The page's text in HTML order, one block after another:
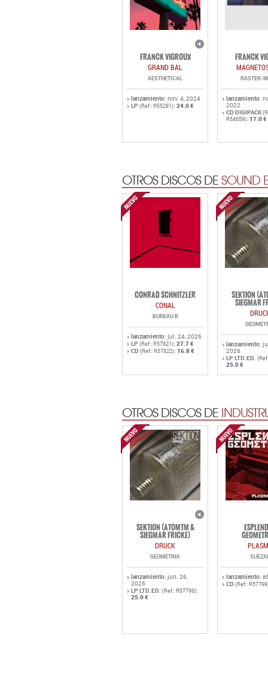
FRANCK VIGROUX
GRAND BAL
AESTHETICAL
lanzamiento: nov. 4, 2024
LP (Ref.: R55281): 24.0 €
FRANCK
RASTER-
lanzamiento:
2022
CD DIGIPACK
R54659): 17.0 €
OTROS DISCOS DESOUND
CONRAD SCHNITZLER
CONAL
BUREAU B
lanzamiento: jul. 24, 2026
LP (Ref.: R57821): 27.7 €
CD (Ref.: R57822): 16.8 €
SEKTION
SIEGMAR
lanzamiento:
2026
LP LTD.ED.
25.0 €
OTROS DISCOS DE
SEKTION (ATOMTM &
SIEGMAR FRICKE)
DRUCK
GEOMETRIK
lanzamiento: jun. 26,
2026
LP LTD.ED. (Ref.: R57796):
25.0 €
lanzamiento:
CD (Ref.: